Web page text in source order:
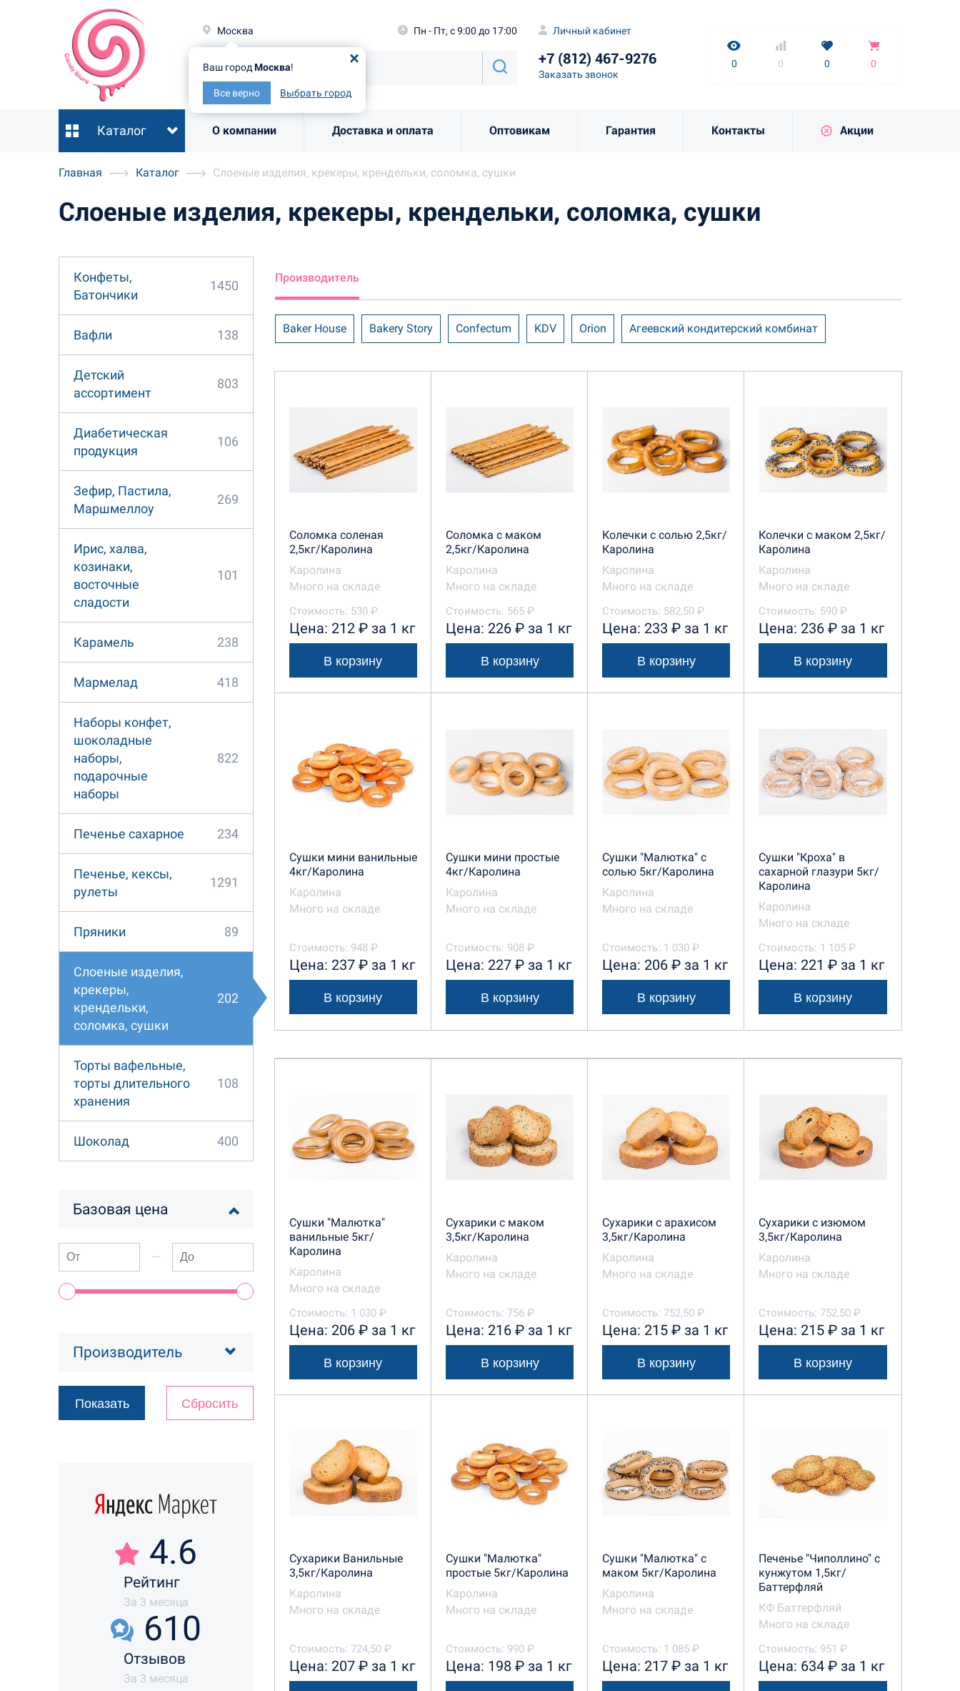
Москва
Ваш город Москва!
Все верно Выбрать город
Пн - Пт, с 9:00 до 17:00 Личный кабинет
+7 (812) 467-9276
Заказать звонок
0 0 0 0
Каталог О компании Доставка и оплата Оптовикам Гарантия Контакты Акции
Ваш городМосква
Все верно
Заказать звонок
0 0 0 0
Главная Каталог Слоеные изделия, крекеры, крендельки, соломка, сушки
Слоеные изделия, крекеры, крендельки, соломка, сушки
Конфеты,
Батончики
1450
Вафли 138
Детский
ассортимент
803
Диабетическая
продукция
106
Зефир, Пастила,
Маршмеллоу
269
Ирис, халва,
козинаки,
восточные
сладости
101
Карамель 238
Мармелад 418
Наборы конфет,
шоколадные
наборы,
подарочные
наборы
822
Печенье сахарное 234
Печенье, кексы,
рулеты
1291
Пряники 89
Слоеные изделия,
крекеры,
крендельки,
соломка, сушки
202
Торты вафельные,
торты длительного
хранения
108
Шоколад 400
Базовая цена
—
Производитель
4.6
Рейтинг
За 3 месяца
610
Отзывов
За 3 месяца
Производитель
Baker House Bakery Story Confectum KDV Orion Агеевский кондитерский комбинат
Пекарь Спб Печенье и шоколад в ассортименте Сажинский кондитерский комбинат
Саратовская КФ Северная столица Славянка Хочу-хочу Черемушки
Соломка соленая
2,5кг/Каролина
Каролина
Много на складе
Стоимость: 530 ₽
Цена: 212 ₽ за 1 кг
В корзину
Соломка с маком
2,5кг/Каролина
Каролина
Много на складе
Стоимость: 565 ₽
Цена: 226 ₽ за 1 кг
В корзину
Колечки с солью 2,5кг/
Каролина
Каролина
Много на складе
Стоимость: 582,50 ₽
Цена: 233 ₽ за 1 кг
В корзину
Колечки с маком 2,5кг/
Каролина
Каролина
Много на складе
Стоимость: 590 ₽
Цена: 236 ₽ за 1 кг
В корзину
Сушки мини ванильные
4кг/Каролина
Каролина
Много на складе
Стоимость: 948 ₽
Цена: 237 ₽ за 1 кг
В корзину
Сушки мини простые
4кг/Каролина
Каролина
Много на складе
Стоимость: 908 ₽
Цена: 227 ₽ за 1 кг
В корзину
Сушки "Малютка" с
солью 5кг/Каролина
Каролина
Много на складе
Стоимость: 1 030 ₽
Цена: 206 ₽ за 1 кг
В корзину
Сушки "Кроха" в
сахарной глазури 5кг/
Каролина
Каролина
Много на складе
Стоимость: 1 105 ₽
Цена: 221 ₽ за 1 кг
В корзину
Сушки "Малютка"
ванильные 5кг/
Каролина
Каролина
Много на складе
Стоимость: 1 030 ₽
Цена: 206 ₽ за 1 кг
В корзину
Сухарики с маком
3,5кг/Каролина
Каролина
Много на складе
Стоимость: 756 ₽
Цена: 216 ₽ за 1 кг
В корзину
Сухарики с арахисом
3,5кг/Каролина
Каролина
Много на складе
Стоимость: 752,50 ₽
Цена: 215 ₽ за 1 кг
В корзину
Сухарики с изюмом
3,5кг/Каролина
Каролина
Много на складе
Стоимость: 752,50 ₽
Цена: 215 ₽ за 1 кг
В корзину
Сухарики Ванильные
3,5кг/Каролина
Каролина
Много на складе
Стоимость: 724,50 ₽
Цена: 207 ₽ за 1 кг
Сушки "Малютка"
простые 5кг/Каролина
Каролина
Много на складе
Стоимость: 990 ₽
Цена: 198 ₽ за 1 кг
Сушки "Малютка" с
маком 5кг/Каролина
Каролина
Много на складе
Стоимость: 1 085 ₽
Цена: 217 ₽ за 1 кг
Печенье "Чиполлино" с
кунжутом 1,5кг/
Баттерфляй
КФ Баттерфляй
Много на складе
Стоимость: 951 ₽
Цена: 634 ₽ за 1 кг